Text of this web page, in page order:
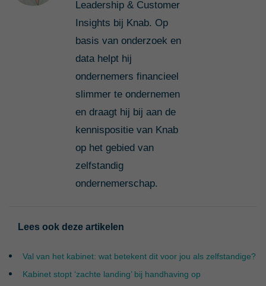
Leadership & Customer
Insights bij Knab. Op
basis van onderzoek en
data helpt hij
ondernemers financieel
slimmer te ondernemen
en draagt hij bij aan de
kennispositie van Knab
op het gebied van
zelfstandig
ondernemerschap.
Lees ook deze artikelen
Val van het kabinet: wat betekent dit voor jou als zelfstandige?
Kabinet stopt ‘zachte landing’ bij handhaving op